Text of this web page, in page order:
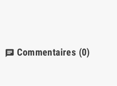
chat Commentaires (0)